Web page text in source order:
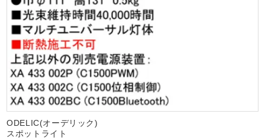
ODELIC(オーデリック)
スポットライト